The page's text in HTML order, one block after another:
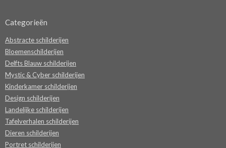
Categorieën
Abstracte schilderijen
Bloemenschilderijen
Delfts Blauw schilderijen
Mystic & Cyber schilderijen
Kinderkamer schilderijen
Design schilderijen
Landelijke schilderijen
Tafelverhalen schilderijen
Dieren schilderijen
Portret schilderijen